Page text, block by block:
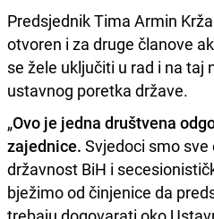
Predsjednik Tima Armin
otvoren i za druge članove
se žele uključiti u rad i na taj
ustavnog poretka države.
„Ovo je jedna društvena
zajednice. Svjedoci smo
državnost BiH i
bježimo od činjenice da